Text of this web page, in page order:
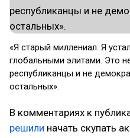
«Я старый миллениал. Я
глобальными элитами. Это
республиканцы и не
остальных».
В комментариях к
решили начать скупать